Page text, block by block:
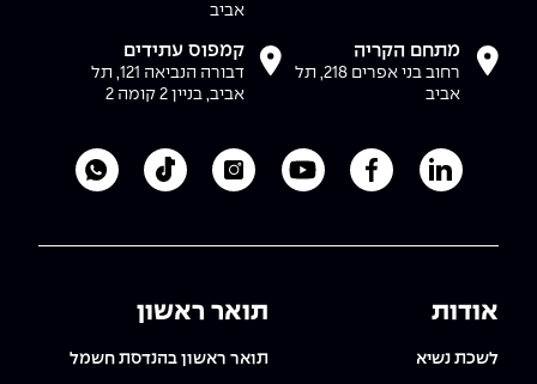
אביב
מתחם הקריה
רחוב בני אפרים 218, תל
אביב
קמפוס עתידים
דבורה הנביאה 121, תל
אביב, בניין 2 קומה 2
לעמוד הלינקדאין של מכללת אפקה
לעמוד הפייסבוק של מכללת אפקה
לעמוד היוטיוב של מכללת אפקה
לעמוד האינסטגרם של
לעמוד הטיקטוק
אודות
לשכת נשיא
תואר ראשון
תואר ראשון בהנדסת חשמל